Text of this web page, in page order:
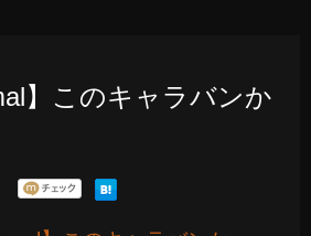
】このキャラバンか